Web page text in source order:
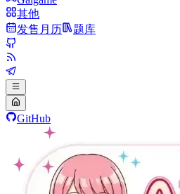
其他
发售月历
题库
GitHub